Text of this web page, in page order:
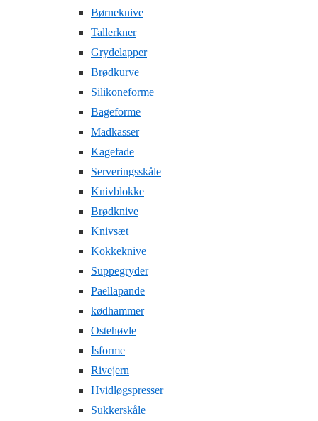
Børneknive
Tallerkner
Grydelapper
Brødkurve
Silikoneforme
Bageforme
Madkasser
Kagefade
Serveringsskåle
Knivblokke
Brødknive
Knivsæt
Kokkeknive
Suppegryder
Paellapande
kødhammer
Ostehøvle
Isforme
Rivejern
Hvidløgspresser
Sukkerskåle